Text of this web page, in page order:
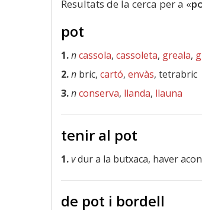
Resultats de la cerca per a «
pot
1.ncassola, cassoleta, greala,
2.n bric, cartó, envàs, tetrabric
3.nconserva, llanda, llauna
tenir al pot
1.vdur a la butxaca, haver
de pot i bordell